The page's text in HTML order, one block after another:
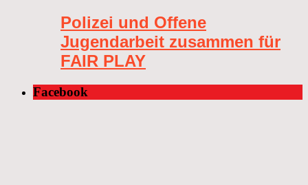
Polizei und Offene
Jugendarbeit zusammen für
FAIR PLAY
Facebook